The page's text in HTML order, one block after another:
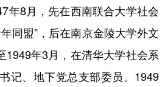
河北 山西
年8月，先在西南联合大学社会
同盟”，后在南京金陵大学外文
1949年3月，在清华大学社会系
记、地下党总支部委员。1949